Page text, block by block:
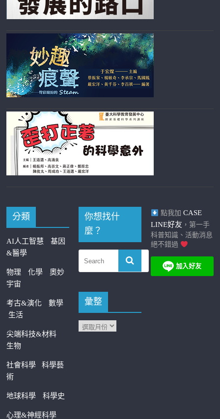
分類
AI人工智慧
基因
&醫學
物理 化學
奧妙
宇宙
考古&演化
數學
生活
尖端科技&材料
生物
社會科學科學藝
術
地球科學 科學史
心理&神經科學
你想找什
麼？
彙整
點我加 CASE
LINE好友 ，第一手
科普知識、活動消息
絕不錯過